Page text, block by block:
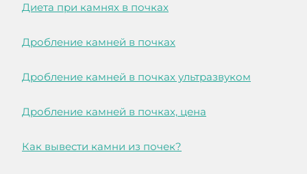
Диета при камнях в почках
Дробление камней в почках
Дробление камней в почках ультразвуком
Дробление камней в почках, цена
Как вывести камни из почек?